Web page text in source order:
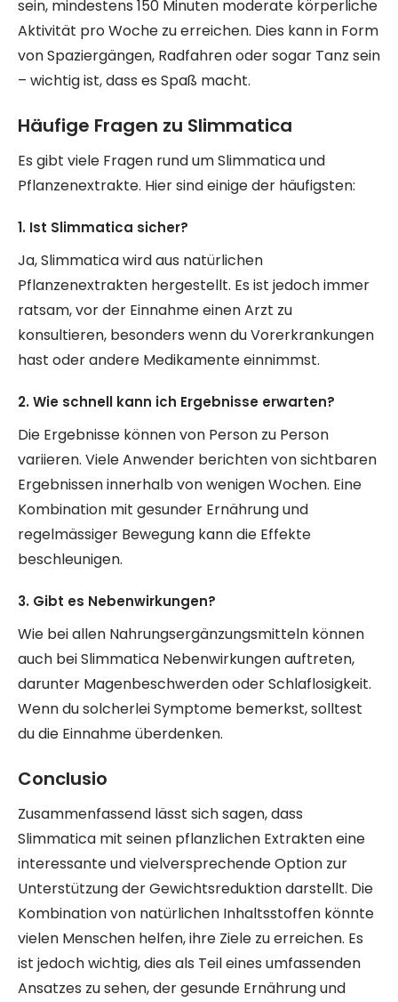
sein, mindestens 150 Minuten moderate körperliche
Aktivität pro Woche zu erreichen. Dies kann in Form
von Spaziergängen, Radfahren oder sogar Tanz sein
– wichtig ist, dass es Spaß macht.
Häufige Fragen zu Slimmatica
Es gibt viele Fragen rund um Slimmatica und
Pflanzenextrakte. Hier sind einige der häufigsten:
1. Ist Slimmatica sicher?
Ja, Slimmatica wird aus natürlichen
Pflanzenextrakten hergestellt. Es ist jedoch immer
ratsam, vor der Einnahme einen Arzt zu
konsultieren, besonders wenn du Vorerkrankungen
hast oder andere Medikamente einnimmst.
2. Wie schnell kann ich Ergebnisse erwarten?
Die Ergebnisse können von Person zu Person
variieren. Viele Anwender berichten von sichtbaren
Ergebnissen innerhalb von wenigen Wochen. Eine
Kombination mit gesunder Ernährung und
regelmässiger Bewegung kann die Effekte
beschleunigen.
3. Gibt es Nebenwirkungen?
Wie bei allen Nahrungsergänzungsmitteln können
auch bei Slimmatica Nebenwirkungen auftreten,
darunter Magenbeschwerden oder Schlaflosigkeit.
Wenn du solcherlei Symptome bemerkst, solltest
du die Einnahme überdenken.
Conclusio
Zusammenfassend lässt sich sagen, dass
Slimmatica mit seinen pflanzlichen Extrakten eine
interessante und vielversprechende Option zur
Unterstützung der Gewichtsreduktion darstellt. Die
Kombination von natürlichen Inhaltsstoffen könnte
vielen Menschen helfen, ihre Ziele zu erreichen. Es
ist jedoch wichtig, dies als Teil eines umfassenden
Ansatzes zu sehen, der gesunde Ernährung und